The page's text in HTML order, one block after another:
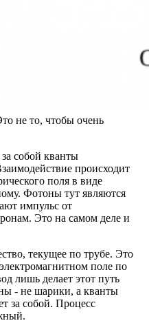
не то, чтобы очень
собой кванты
происходит
поля в виде
Фотоны тут являются
импульс от
Это на самом деле и
текущее по трубе. Это
поле по
лишь делает этот путь
- не шарики, а кванты
за собой. Процесс